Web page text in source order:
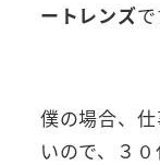
ートレンズで
僕の場合、
いので、３